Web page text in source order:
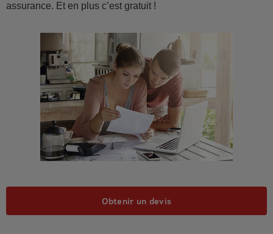
assurance. Et en plus c’est gratuit !
Obtenir un devis